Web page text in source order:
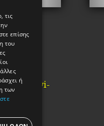
Ψυρρή
τις
επίσης
του
ή
των